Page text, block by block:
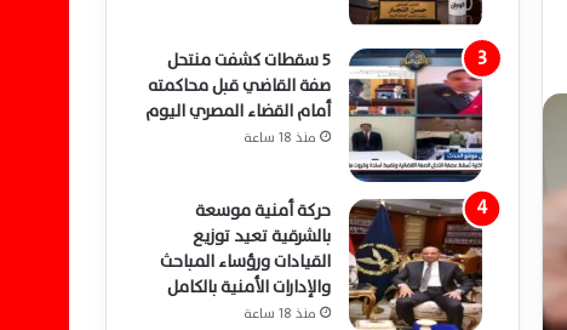
5 سقطات كشفت منتحل
صفة القاضي قبل محاكمته
أمام القضاء المصري اليوم
منذ 18 ساعة
حركة أمنية موسعة
بالشرقية تعيد توزيع
القيادات ورؤساء المباحث
والإدارات الأمنية بالكامل
منذ 18 ساعة